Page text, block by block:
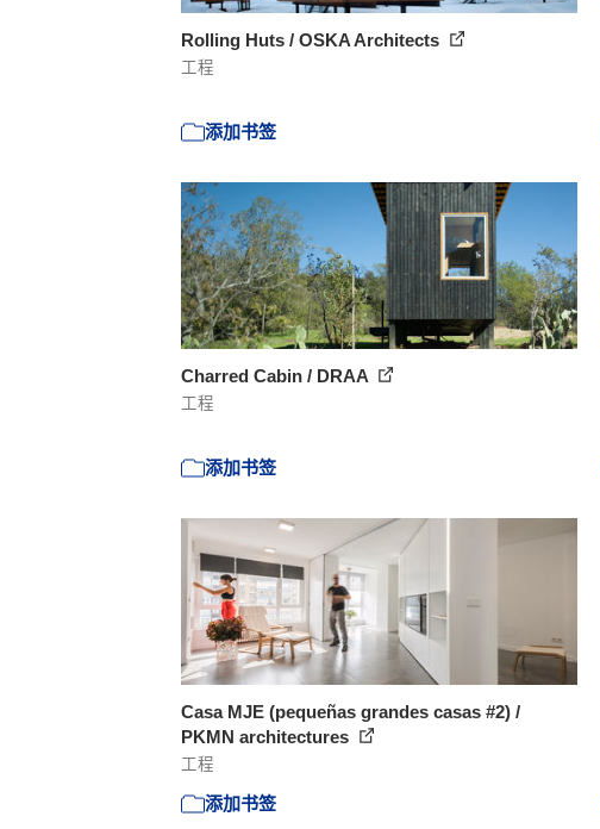
Rolling Huts / OSKA Architects
工程
添加书签
Charred Cabin / DRAA
工程
添加书签
Casa MJE (pequeñas grandes casas #2) /
PKMN architectures
工程
添加书签